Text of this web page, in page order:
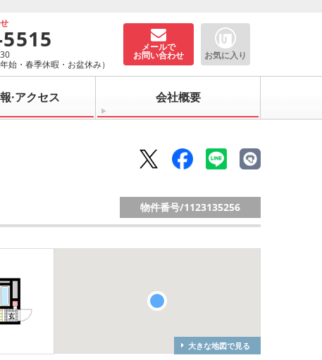
始・春季休暇・お盆休み）
メールで
お問い合わせ お気に入り
·アクセス 会社概要
物件番号/1123135256
大きな地図で見る